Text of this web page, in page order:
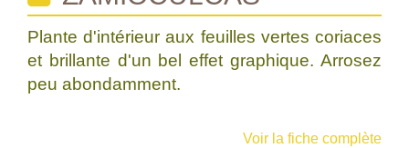
Plante d'intérieur aux feuilles vertes coriaces
et brillante d'un bel effet graphique. Arrosez
peu abondamment.
Voir la fiche complète